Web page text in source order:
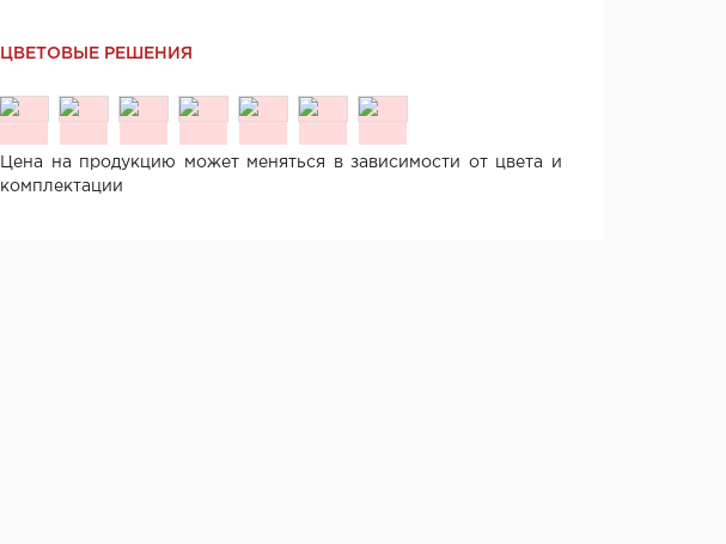
ЦВЕТОВЫЕ РЕШЕНИЯ
Цена на продукцию может меняться в зависимости от цвета и
комплектации